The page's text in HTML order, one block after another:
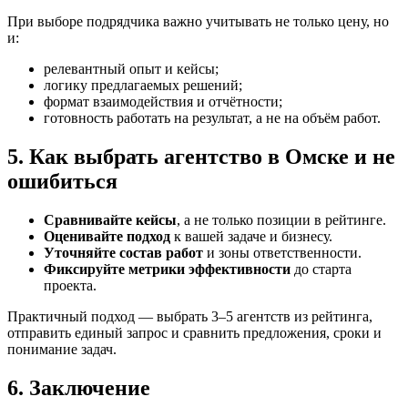
При выборе подрядчика важно учитывать не только цену, но
и:
релевантный опыт и кейсы;
логику предлагаемых решений;
формат взаимодействия и отчётности;
готовность работать на результат, а не на объём работ.
5. Как выбрать агентство в Омске и не
ошибиться
Сравнивайте кейсы, а не только позиции в рейтинге.
Оценивайте подход к вашей задаче и бизнесу.
Уточняйте состав работ и зоны ответственности.
Фиксируйте метрики эффективности до старта
проекта.
Практичный подход — выбрать 3–5 агентств из рейтинга,
отправить единый запрос и сравнить предложения, сроки и
понимание задач.
6. Заключение